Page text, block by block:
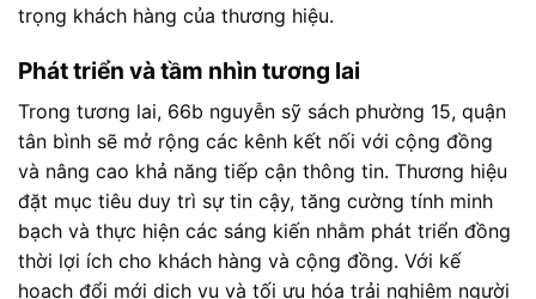
trọng khách hàng của thương hiệu.
Phát triển và tầm nhìn tương lai
Trong tương lai, 66b nguyễn sỹ sách phường 15, quận
tân bình sẽ mở rộng các kênh kết nối với cộng đồng
và nâng cao khả năng tiếp cận thông tin. Thương hiệu
đặt mục tiêu duy trì sự tin cậy, tăng cường tính minh
bạch và thực hiện các sáng kiến nhằm phát triển đồng
thời lợi ích cho khách hàng và cộng đồng. Với kế
hoạch đổi mới dịch vụ và tối ưu hóa trải nghiệm người